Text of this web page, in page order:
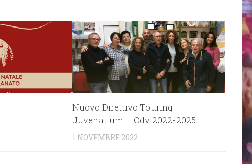
Nuovo Direttivo Touring
Juvenatium – Odv 2022-2025
1 NOVEMBRE 2022